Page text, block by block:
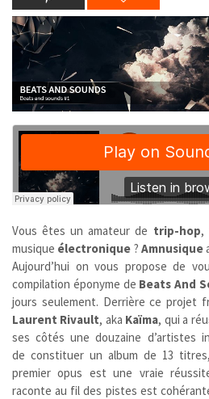
Vous êtes un amateur de trip-hop,
musique électronique ? Amnusique
Aujourd’hui on vous propose de
compilation éponyme de Beats And
jours seulement. Derrière ce projet
Laurent Rivault, aka Kaïma, qui a
ses côtés une douzaine d’artistes
de constituer un album de 13
premier opus est une vraie
raconte au fil des pistes est